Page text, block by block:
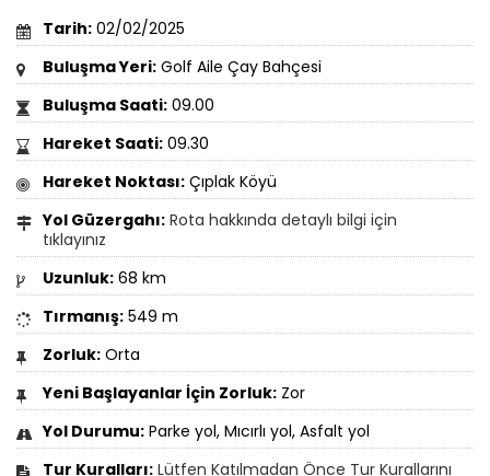
Tarih: 02/02/2025
Buluşma Yeri: Golf Aile Çay Bahçesi
Buluşma Saati: 09.00
Hareket Saati: 09.30
Hareket Noktası: Çıplak Köyü
Yol Güzergahı: Rota hakkında detaylı bilgi için
tıklayınız
Uzunluk: 68 km
Tırmanış: 549 m
Zorluk: Orta
Yeni Başlayanlar İçin Zorluk: Zor
Yol Durumu: Parke yol, Mıcırlı yol, Asfalt yol
Tur Kuralları: Lütfen Katılmadan Önce Tur Kurallarını